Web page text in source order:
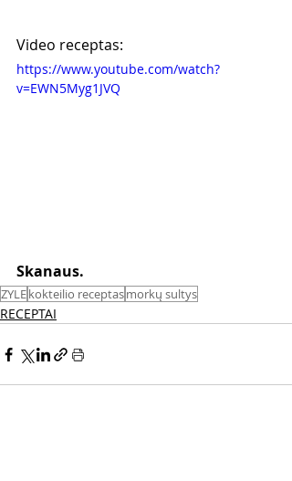
Video receptas:
https://www.youtube.com/watch?
v=EWN5Myg1JVQ
Skanaus.
ZYLEkokteilio receptasmorkų sultys
RECEPTAI